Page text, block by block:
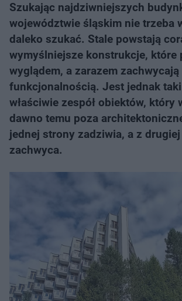
Szukając najdziwniejszych
województwie śląskim nie trzeba
daleko szukać. Stale powstają
wymyślniejsze konstrukcje, które
wyglądem, a zarazem zachwycają
funkcjonalnością. Jest jednak
właściwie zespół obiektów, który
dawno temu poza
jednej strony zadziwia, a z
zachwyca.